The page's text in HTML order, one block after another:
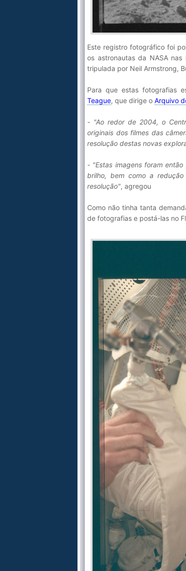
Este registro fotográfico foi
os astronautas da NASA
tripulada por Neil Armstrong,
Para que estas fotografias
Teague, que dirige o Arquivo
- "Ao redor de 2004, o
originais dos filmes das
resolução destas novas
- "Estas imagens foram
brilho, bem como a
resolução", agregou
Como não tinha tanta
de fotografias e postá-las no